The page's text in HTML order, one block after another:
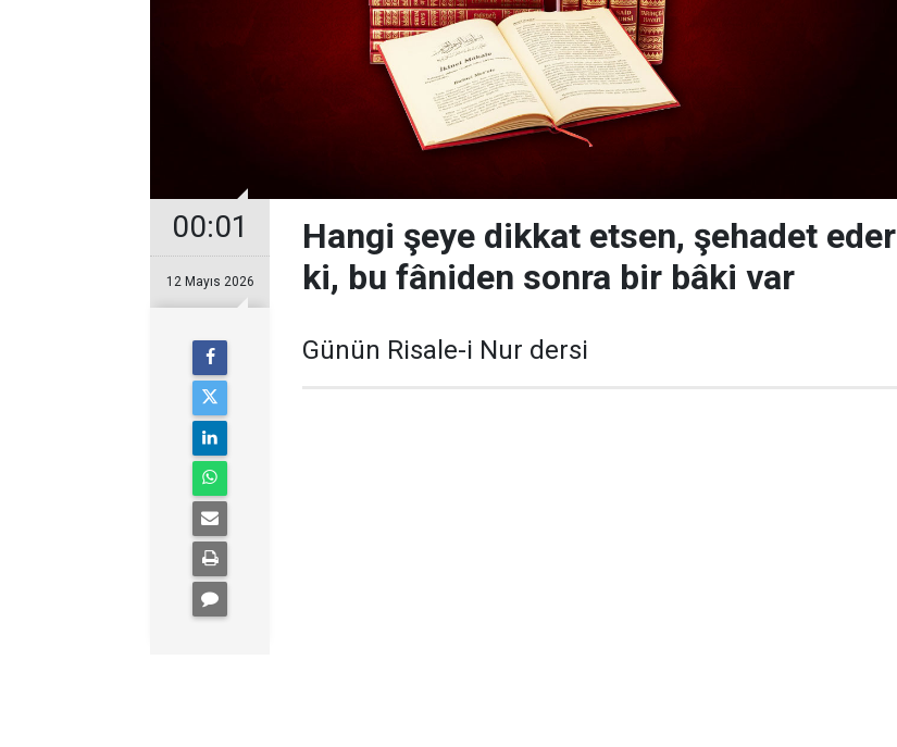
00:01
12 Mayıs 2026
Hangi şeye dikkat etsen, şehadet eder
ki, bu fâniden sonra bir bâki var
Günün Risale-i Nur dersi